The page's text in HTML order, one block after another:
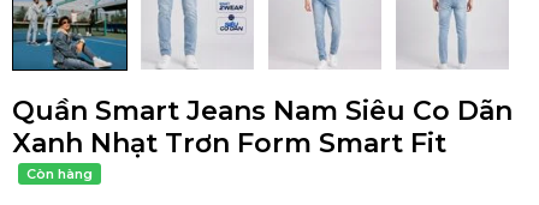
Quần Smart Jeans Nam Siêu Co Dãn
Xanh Nhạt Trơn Form Smart Fit